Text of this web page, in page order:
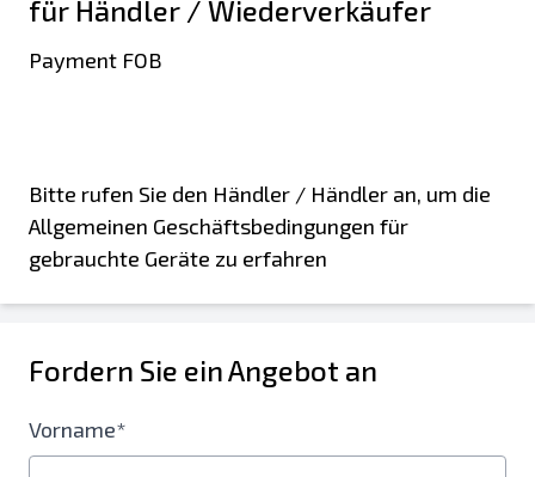
für Händler / Wiederverkäufer
Payment FOB
Bitte rufen Sie den Händler / Händler an, um die
Allgemeinen Geschäftsbedingungen für
gebrauchte Geräte zu erfahren
Fordern Sie ein Angebot an
Vorname*